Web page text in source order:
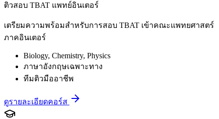
ติวสอบ TBAT แพทย์อินเตอร์
เตรียมความพร้อมสำหรับการสอบ TBAT เข้าคณะแพทยศาสตร์
ภาคอินเตอร์
Biology, Chemistry, Physics
ภาษาอังกฤษเฉพาะทาง
ทีมติวมืออาชีพ
ดูรายละเอียดคอร์ส